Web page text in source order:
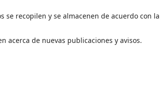
se recopilen y se almacenen de acuerdo con la
acerca de nuevas publicaciones y avisos.